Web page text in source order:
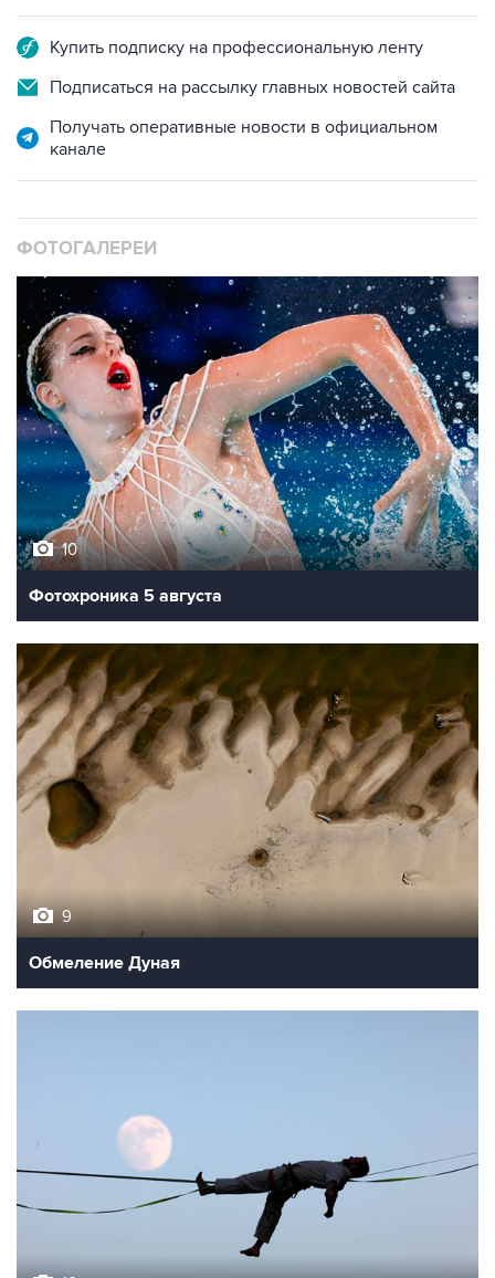
Купить подписку на профессиональную ленту
Подписаться на рассылку главных новостей сайта
Получать оперативные новости в официальном
канале
ФОТОГАЛЕРЕИ
10
Фотохроника 5 августа
9
Обмеление Дуная